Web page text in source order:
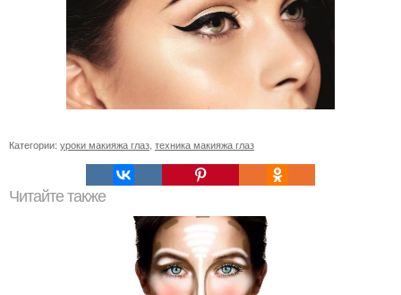
Категории: уроки макияжа глаз, техника макияжа глаз
Читайте также